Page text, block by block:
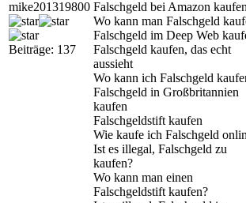
mike201319800
Beiträge: 137
Falschgeld bei Amazon kaufen
Wo kann man Falschgeld
Falschgeld im Deep Web
Falschgeld kaufen, das echt
aussieht
Wo kann ich Falschgeld
Falschgeld in Großbritannien
kaufen
Falschgeldstift kaufen
Wie kaufe ich Falschgeld
Ist es illegal, Falschgeld zu
kaufen?
Wo kann man einen
Falschgeldstift kaufen?